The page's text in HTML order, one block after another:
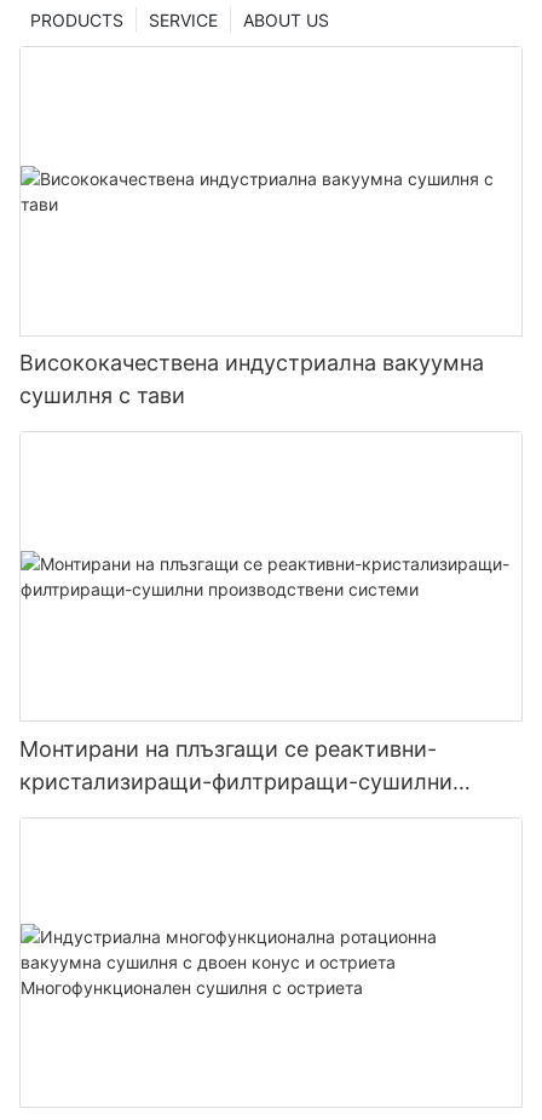
ABOUT US
SERVICE
PRODUCTS
Висококачествена индустриална вакуумна
сушилня с тави
Монтирани на плъзгащи се реактивни-
кристализиращи-филтриращи-сушилни
производствени системи